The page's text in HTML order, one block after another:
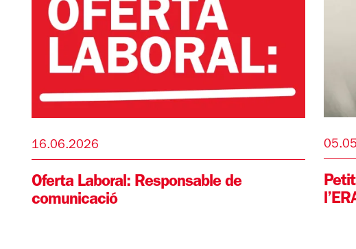
16.06.2026
Oferta Laboral: Responsable de
comunicació